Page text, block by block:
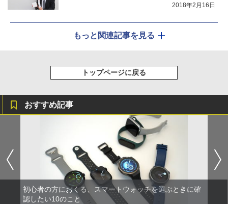
2018年2月16日
もっと関連記事を見る
トップページに戻る
おすすめ記事
初心者の方におくる、スマートウォッチを選ぶときに確
認したい10のこと